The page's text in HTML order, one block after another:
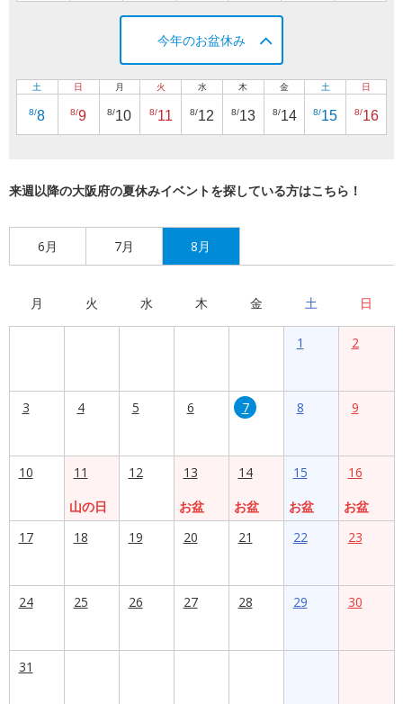
今年のお盆休み
土
8/8
日
8/9
月
8/10
火
8/11
水
8/12
木
8/13
金
8/14
土
8/15
日
8/16
来週以降の大阪府の夏休みイベントを探している方はこちら！
6月 7月 8月
月 火 水 木 金 土 日
1 2
3 4 5 6 7 8 9
10
11
山の日
12
13
お盆
14
お盆
15
お盆
16
お盆
17
18 19 20 21 22 23
24 25 26 27 28 29 30
31